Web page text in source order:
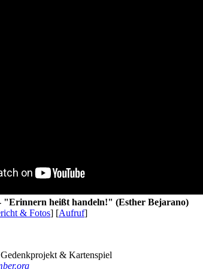
"Erinnern heißt handeln!" (Esther Bejarano)
& Fotos] [Aufruf]
& Kartenspiel